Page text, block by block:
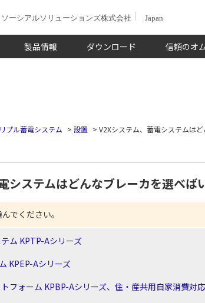
ーシアルソリューションズ株式会社 Japan
製品情報 ダウンロード 信頼のオ
プル蓄電システム > 設置 > V2Xシステム、蓄電システムは
システムはどんなブレーカを選べば
でください。
ム KPTP-Aシリーズ
KPEP-Aシリーズ
フォーム KPBP-Aシリーズ、住・産共用自家消費対